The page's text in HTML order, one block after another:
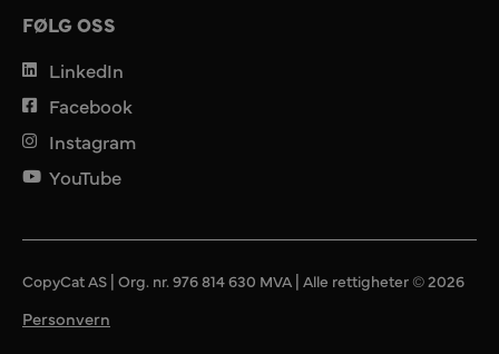
FØLG OSS
LinkedIn
Facebook
Instagram
YouTube
CopyCat AS | Org. nr. 976 814 630 MVA | Alle rettigheter © 2026
Personvern